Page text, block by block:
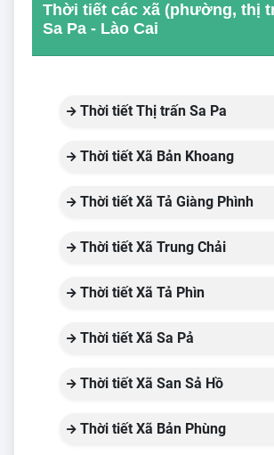
Thời tiết các xã (phường, thị
Sa Pa - Lào Cai
Thời tiết Thị trấn Sa Pa
Thời tiết Xã Bản Khoang
Thời tiết Xã Tả Giàng Phình
Thời tiết Xã Trung Chải
Thời tiết Xã Tả Phìn
Thời tiết Xã Sa Pả
Thời tiết Xã San Sả Hồ
Thời tiết Xã Bản Phùng